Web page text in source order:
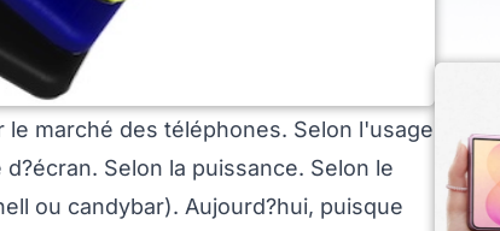
marché des téléphones. Selon l'usage
Selon la puissance. Selon le
ou candybar). Aujourd?hui, puisque